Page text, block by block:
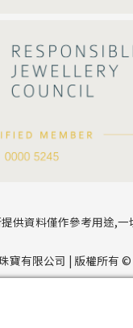
聯絡電話
供資料僅作參考用途,
寶有限公司 | 版權所有